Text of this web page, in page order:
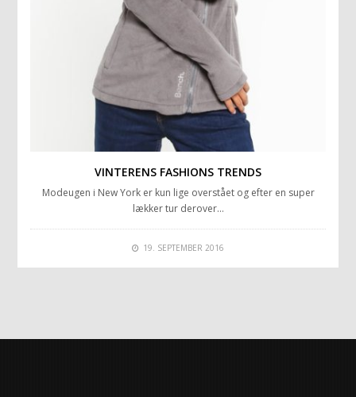
VINTERENS FASHIONS TRENDS
Modeugen i New York er kun lige overstået og efter en super
lækker tur derover…
19. SEPTEMBER 2016